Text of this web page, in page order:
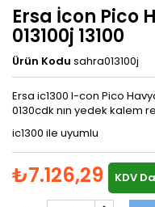
Ersa İcon Pico
013100j 13100
Ürün Kodu sahra013100j
Ersa ic1300 I-con Pico
0130cdk nın yedek kalem
ic1300 ile uyumlu
₺7.126,29 KDV